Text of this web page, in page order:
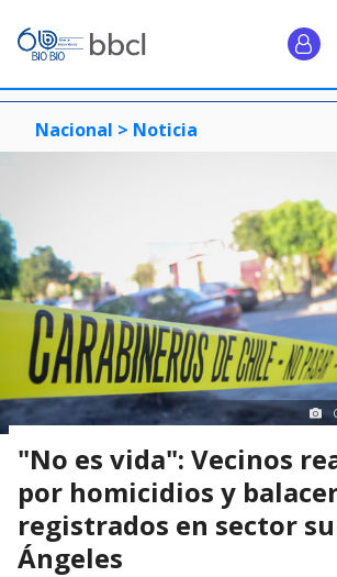
Nacional > Noticia
"No es vida": Vecinos
por homicidios y
registrados en sector
Ángeles